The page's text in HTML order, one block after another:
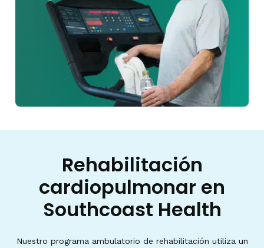
Rehabilitación
cardiopulmonar en
Southcoast Health
Nuestro programa ambulatorio de rehabilitación utiliza un